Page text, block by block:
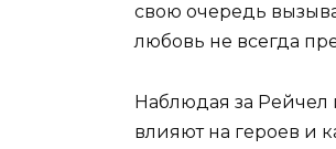
свою очередь
любовь не всегда
Наблюдая за Рейчел
влияют на героев и